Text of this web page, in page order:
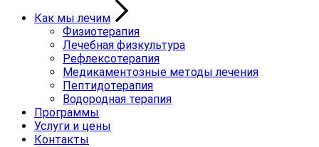
Как мы лечим
Физиотерапия
Лечебная физкультура
Рефлексотерапия
Медикаментозные методы лечения
Пептидотерапия
Водородная терапия
Программы
Услуги и цены
Контакты